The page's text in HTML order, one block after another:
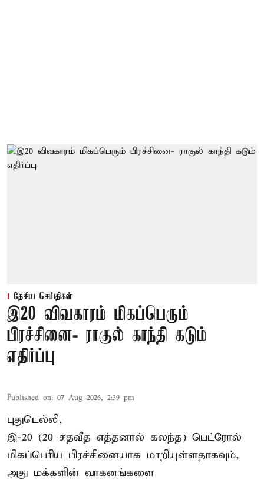
தேசிய செய்திகள்
இ20 விவகாரம் மிகப்பெரும்
பிரச்சினை- ராகுல் காந்தி கடும்
எதிர்ப்பு
Published on: 07 Aug 2026, 2:39 pm
புதுடெல்லி,
இ-20 (20 சதவீத எத்தனால் கலந்த) பெட்ரோல்
மிகப்பெரிய பிரச்சினையாக மாறியுள்ளதாகவும்,
அது மக்களின் வாகனங்களை